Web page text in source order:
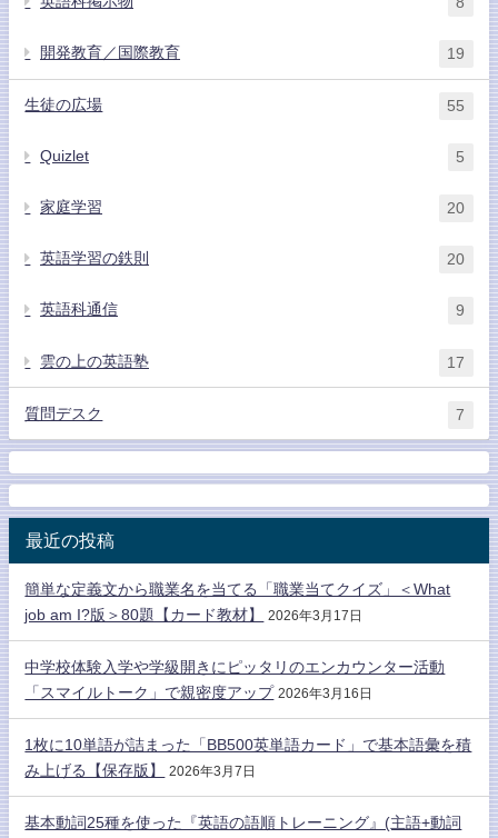
開発教育／国際教育 19
生徒の広場 55
Quizlet 5
家庭学習 20
英語学習の鉄則 20
英語科通信 9
雲の上の英語塾 17
質問デスク 7
最近の投稿
簡単な定義文から職業名を当てる「職業当てクイズ」＜What
job am I?版＞80題【カード教材】
2026年3月17日
中学校体験入学や学級開きにピッタリのエンカウンター活動
「スマイルトーク」で親密度アップ 2026年3月16日
1枚に10単語が詰まった「BB500英単語カード」で基本語彙を積
み上げる【保存版】
2026年3月7日
基本動詞25種を使った『英語の語順トレーニング』(主語+動詞